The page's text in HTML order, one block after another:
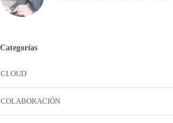
Categorías
CLOUD
COLABORACIÓN